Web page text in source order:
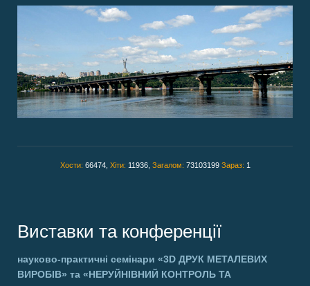
Хости: 66474, Хіти: 11936, Загалом: 73103199 Зараз: 1
Виставки та конференції
науково-практичні семінари «3D ДРУК МЕТАЛЕВИХ
ВИРОБІВ» та «НЕРУЙНІВНИЙ КОНТРОЛЬ ТА